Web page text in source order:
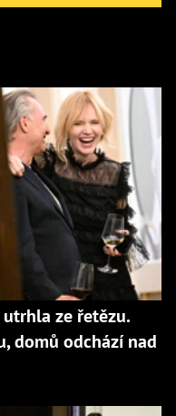
utrhla ze řetězu.
domů odchází nad